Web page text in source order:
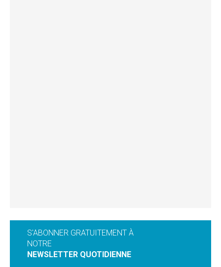
S'ABONNER GRATUITEMENT À
NOTRE
NEWSLETTER QUOTIDIENNE